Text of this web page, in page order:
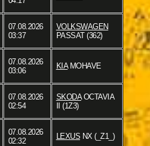
07.08.2026
03:37
VOLKSWAGEN
PASSAT (362)
07.08.2026
03:06
KIAMOHAVE
07.08.2026
02:54
SKODAOCTAVIA
II (1Z3)
07.08.2026
02:32
LEXUS NX (_Z1_)